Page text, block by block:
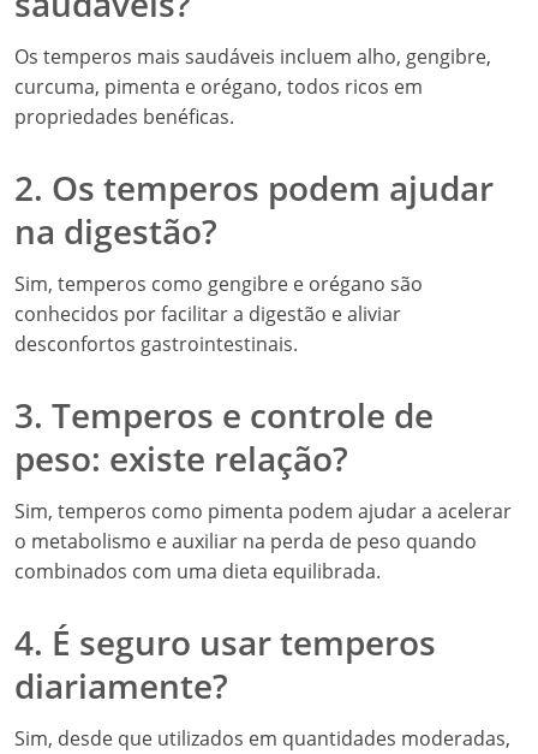
Os temperos mais saudáveis incluem alho, gengibre,
curcuma, pimenta e orégano, todos ricos em
propriedades benéficas.
2. Os temperos podem ajudar
na digestão?
Sim, temperos como gengibre e orégano são
conhecidos por facilitar a digestão e aliviar
desconfortos gastrointestinais.
3. Temperos e controle de
peso: existe relação?
Sim, temperos como pimenta podem ajudar a acelerar
o metabolismo e auxiliar na perda de peso quando
combinados com uma dieta equilibrada.
4. É seguro usar temperos
diariamente?
Sim, desde que utilizados em quantidades moderadas,